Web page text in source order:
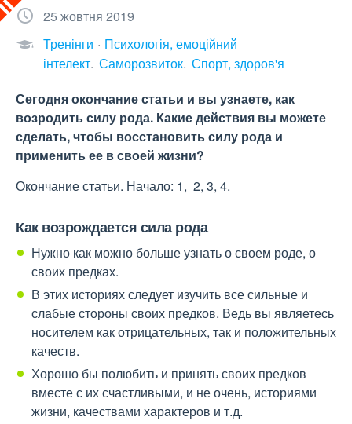
25 жовтня 2019
Тренінги
Психологія, емоційний
інтелект Саморозвиток Спорт, здоров'я
Сегодня окончание статьи и вы узнаете, как
возродить силу рода. Какие действия вы можете
сделать, чтобы восстановить силу рода и
применить ее в своей жизни?
Окончание статьи. Начало: 1, 2, 3, 4.
Как возрождается сила рода
Нужно как можно больше узнать о своем роде, о
своих предках.
В этих историях следует изучить все сильные и
слабые стороны своих предков. Ведь вы являетесь
носителем как отрицательных, так и положительных
качеств.
Хорошо бы полюбить и принять своих предков
вместе с их счастливыми, и не очень, историями
жизни, качествами характеров и т.д.